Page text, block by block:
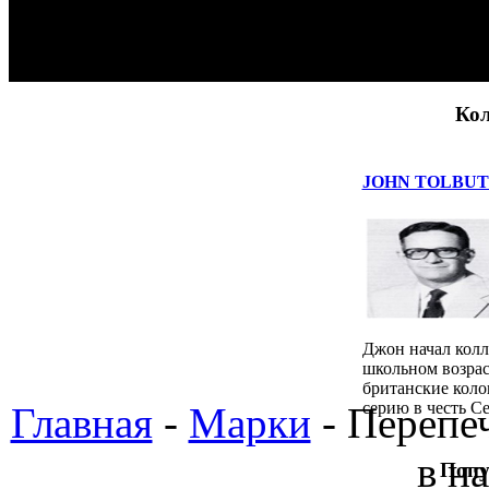
JOHN
Джон начал
школьном
британские
серию в честь
Главная- Марки -
в